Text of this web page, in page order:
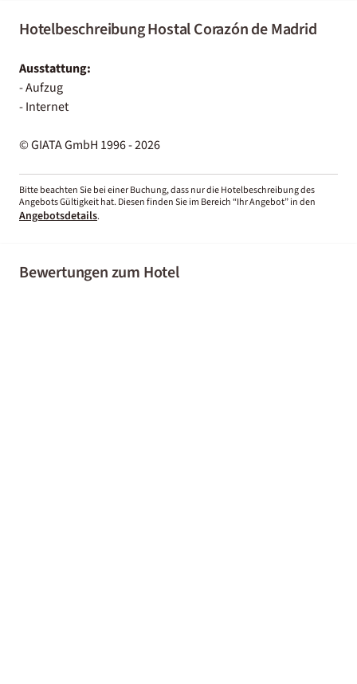
Hotelbeschreibung Hostal Corazón de Madrid
Ausstattung:
- Aufzug
- Internet
© GIATA GmbH 1996 - 2026
Bitte beachten Sie bei einer Buchung, dass nur die Hotelbeschreibung des
Angebots Gültigkeit hat. Diesen finden Sie im Bereich “Ihr Angebot” in den
Angebotsdetails.
Bewertungen zum Hotel